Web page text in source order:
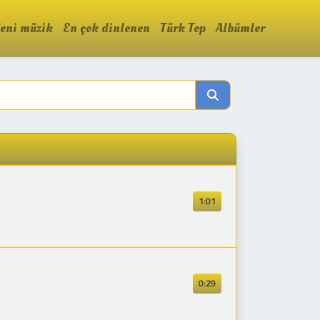
müzik En çok dinlenen Türk Top Albümler
1:01
0:29